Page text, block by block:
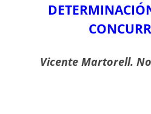
Vicente Martorell.